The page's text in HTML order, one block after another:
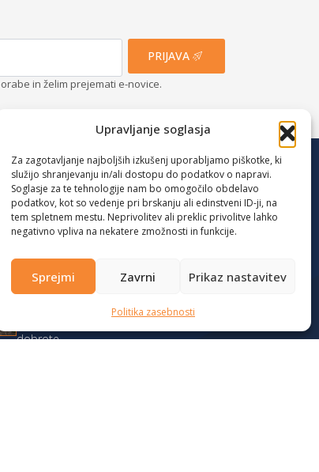
Upravljanje soglasja
Za zagotavljanje najboljših izkušenj uporabljamo piškotke, ki
služijo shranjevanju in/ali dostopu do podatkov o napravi.
Soglasje za te tehnologije nam bo omogočilo obdelavo
podatkov, kot so vedenje pri brskanju ali edinstveni ID-ji, na
tem spletnem mestu. Neprivolitev ali preklic privolitve lahko
negativno vpliva na nekatere zmožnosti in funkcije.
Sprejmi Zavrni Prikaz nastavitev
Politika zasebnosti
PRIJAVA
in želim prejemati e-novice.
OBJAVE
Družinski vikend med Karavankami:
Zelenica, Triangel in Stari Ljubelj
Podaljšan vikend na Gorenjskem z otroki:
camper, pohodi in narava
Jesenski vikend na Dolenjskem 2025 –
dobrote